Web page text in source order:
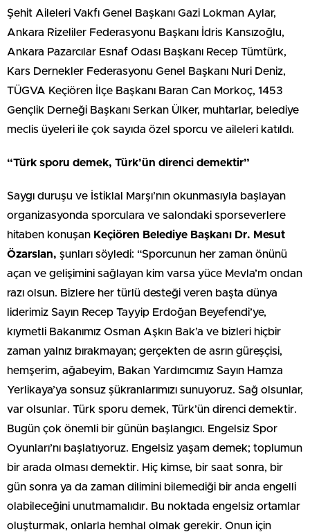
Şehit Aileleri Vakfı Genel Başkanı Gazi Lokman Aylar,
Ankara Rizeliler Federasyonu Başkanı İdris Kansızoğlu,
Ankara Pazarcılar Esnaf Odası Başkanı Recep Tümtürk,
Kars Dernekler Federasyonu Genel Başkanı Nuri Deniz,
TÜGVA Keçiören İlçe Başkanı Baran Can Morkoç, 1453
Gençlik Derneği Başkanı Serkan Ülker, muhtarlar, belediye
meclis üyeleri ile çok sayıda özel sporcu ve aileleri katıldı.
“Türk sporu demek, Türk’ün direnci demektir”
Saygı duruşu ve İstiklal Marşı’nın okunmasıyla başlayan
organizasyonda sporculara ve salondaki sporseverlere
hitaben konuşan Keçiören Belediye Başkanı Dr. Mesut
Özarslan, şunları söyledi: “Sporcunun her zaman önünü
açan ve gelişimini sağlayan kim varsa yüce Mevla’m ondan
razı olsun. Bizlere her türlü desteği veren başta dünya
liderimiz Sayın Recep Tayyip Erdoğan Beyefendi’ye,
kıymetli Bakanımız Osman Aşkın Bak’a ve bizleri hiçbir
zaman yalnız bırakmayan; gerçekten de asrın güreşçisi,
hemşerim, ağabeyim, Bakan Yardımcımız Sayın Hamza
Yerlikaya’ya sonsuz şükranlarımızı sunuyoruz. Sağ olsunlar,
var olsunlar. Türk sporu demek, Türk’ün direnci demektir.
Bugün çok önemli bir günün başlangıcı. Engelsiz Spor
Oyunları’nı başlatıyoruz. Engelsiz yaşam demek; toplumun
bir arada olması demektir. Hiç kimse, bir saat sonra, bir
gün sonra ya da zaman dilimini bilemediği bir anda engelli
olabileceğini unutmamalıdır. Bu noktada engelsiz ortamlar
oluşturmak, onlarla hemhal olmak gerekir. Onun için